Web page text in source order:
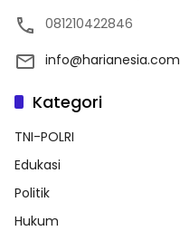
081210422846
info@harianesia.com
Kategori
TNI-POLRI
Edukasi
Politik
Hukum